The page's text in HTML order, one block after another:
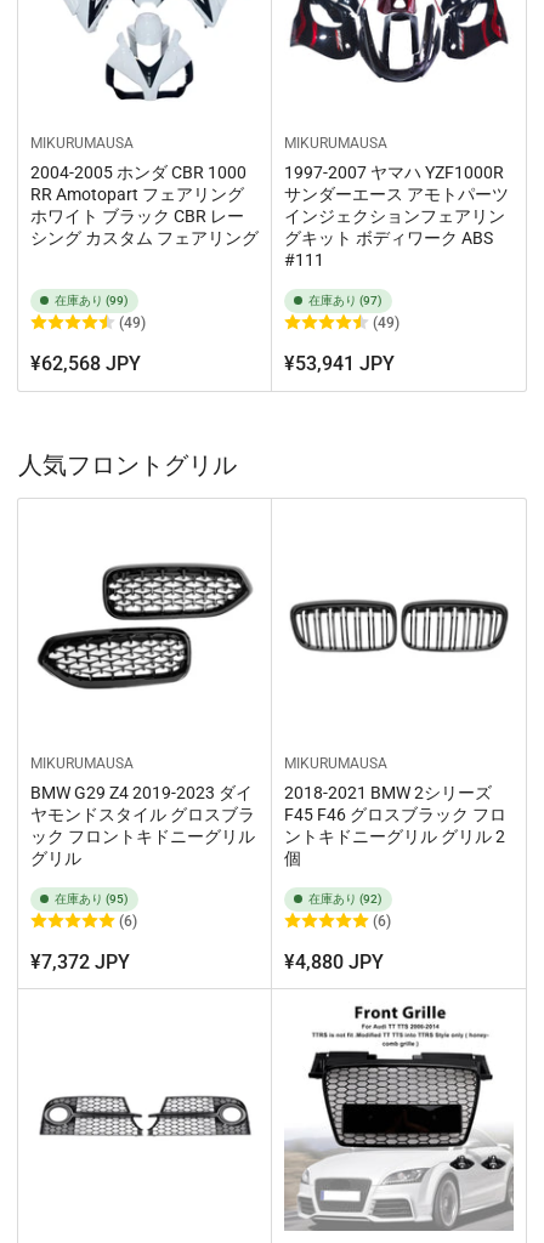
MIKURUMAUSA
2004-2005 ホンダ CBR 1000
RR Amotopart フェアリング
ホワイト ブラック CBR レー
シング カスタム フェアリング
在庫あり (99)
(49)
¥62,568 JPY
MIKURUMAUSA
1997-2007 ヤマハ YZF1000R
サンダーエース アモトパーツ
インジェクションフェアリン
グキット ボディワーク ABS
#111
在庫あり (97)
(49)
¥53,941 JPY
人気フロントグリル
MIKURUMAUSA
BMW G29 Z4 2019-2023 ダイ
ヤモンドスタイル グロスブラ
ック フロントキドニーグリル
グリル
在庫あり (95)
(6)
¥7,372 JPY
MIKURUMAUSA
2018-2021 BMW 2シリーズ
F45 F46 グロスブラック フロ
ントキドニーグリル グリル 2
個
在庫あり (92)
(6)
¥4,880 JPY